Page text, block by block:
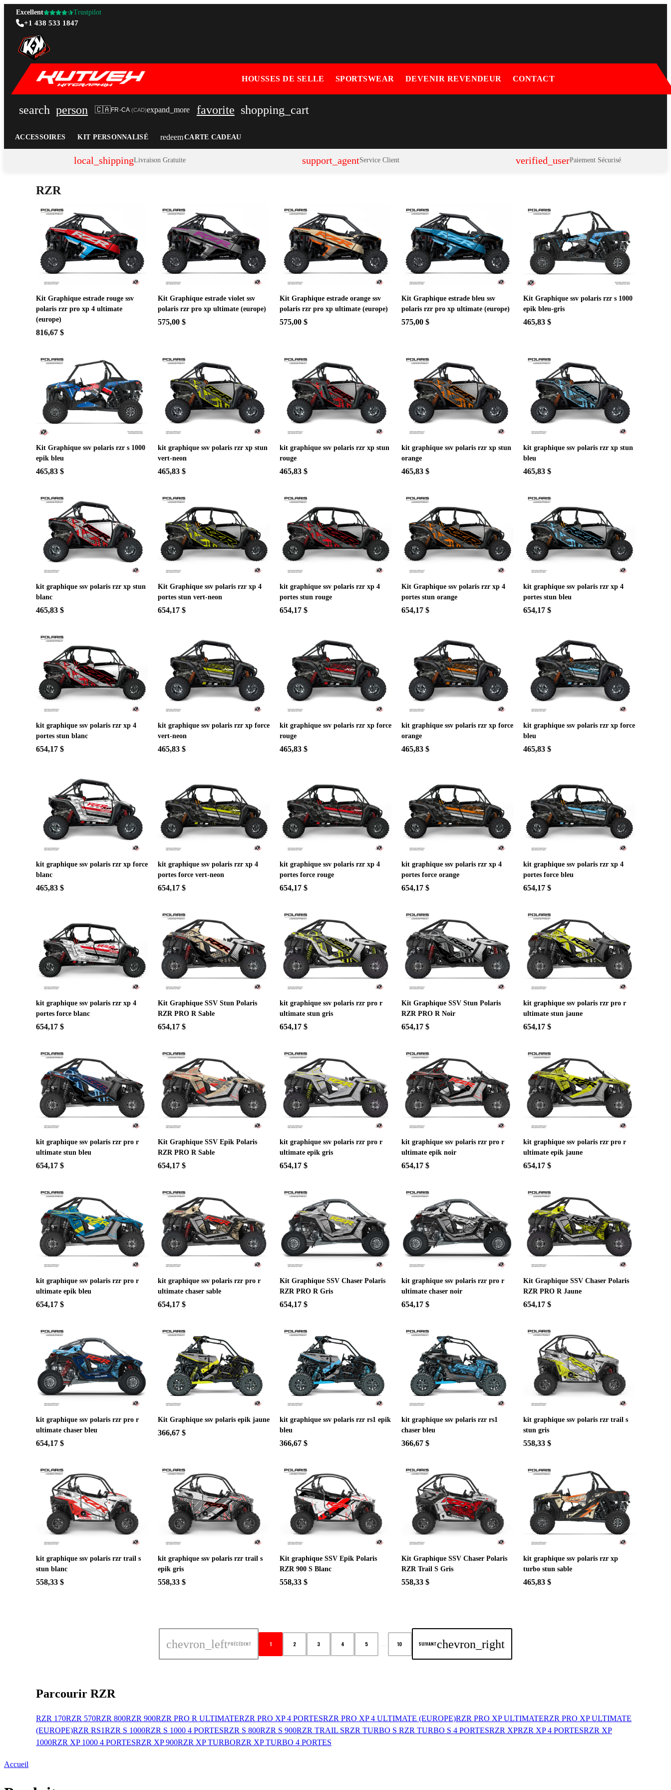
Excellent Trustpilot
+1 438 533 1847
HOUSSES DE SELLE SPORTSWEAR DEVENIR REVENDEUR CONTACT
search person 🇨🇦FR-CA (CAD)expand_more favorite shopping_cart
ACCESSOIRES KIT PERSONNALISÉ redeemCARTE CADEAU
local_shippingLivraison Gratuite support_agentService Client verified_userPaiement Sécurisé
RZR
Kit Graphique estrade rouge ssv
polaris rzr pro xp 4 ultimate
(europe)
816,67 $
Kit Graphique estrade violet ssv
polaris rzr pro xp ultimate (europe)
575,00 $
Kit Graphique estrade orange ssv
polaris rzr pro xp ultimate (europe)
575,00 $
Kit Graphique estrade bleu ssv
polaris rzr pro xp ultimate (europe)
575,00 $
Kit Graphique ssv polaris rzr s 1000
epik bleu-gris
465,83 $
Kit Graphique ssv polaris rzr s 1000
epik bleu
465,83 $
kit graphique ssv polaris rzr xp stun
vert-neon
465,83 $
kit graphique ssv polaris rzr xp stun
rouge
465,83 $
kit graphique ssv polaris rzr xp stun
orange
465,83 $
kit graphique ssv polaris rzr xp stun
bleu
465,83 $
kit graphique ssv polaris rzr xp stun
blanc
465,83 $
Kit Graphique ssv polaris rzr xp 4
portes stun vert-neon
654,17 $
kit graphique ssv polaris rzr xp 4
portes stun rouge
654,17 $
Kit Graphique ssv polaris rzr xp 4
portes stun orange
654,17 $
kit graphique ssv polaris rzr xp 4
portes stun bleu
654,17 $
kit graphique ssv polaris rzr xp 4
portes stun blanc
654,17 $
kit graphique ssv polaris rzr xp force
vert-neon
465,83 $
kit graphique ssv polaris rzr xp force
rouge
465,83 $
kit graphique ssv polaris rzr xp force
orange
465,83 $
kit graphique ssv polaris rzr xp force
bleu
465,83 $
kit graphique ssv polaris rzr xp force
blanc
465,83 $
kit graphique ssv polaris rzr xp 4
portes force vert-neon
654,17 $
kit graphique ssv polaris rzr xp 4
portes force rouge
654,17 $
kit graphique ssv polaris rzr xp 4
portes force orange
654,17 $
kit graphique ssv polaris rzr xp 4
portes force bleu
654,17 $
kit graphique ssv polaris rzr xp 4
portes force blanc
654,17 $
Kit Graphique SSV Stun Polaris
RZR PRO R Sable
654,17 $
kit graphique ssv polaris rzr pro r
ultimate stun gris
654,17 $
Kit Graphique SSV Stun Polaris
RZR PRO R Noir
654,17 $
kit graphique ssv polaris rzr pro r
ultimate stun jaune
654,17 $
kit graphique ssv polaris rzr pro r
ultimate stun bleu
654,17 $
Kit Graphique SSV Epik Polaris
RZR PRO R Sable
654,17 $
kit graphique ssv polaris rzr pro r
ultimate epik gris
654,17 $
kit graphique ssv polaris rzr pro r
ultimate epik noir
654,17 $
kit graphique ssv polaris rzr pro r
ultimate epik jaune
654,17 $
kit graphique ssv polaris rzr pro r
ultimate epik bleu
654,17 $
kit graphique ssv polaris rzr pro r
ultimate chaser sable
654,17 $
Kit Graphique SSV Chaser Polaris
RZR PRO R Gris
654,17 $
kit graphique ssv polaris rzr pro r
ultimate chaser noir
654,17 $
Kit Graphique SSV Chaser Polaris
RZR PRO R Jaune
654,17 $
kit graphique ssv polaris rzr pro r
ultimate chaser bleu
654,17 $
Kit Graphique ssv polaris epik jaune
366,67 $
kit graphique ssv polaris rzr rs1 epik
bleu
366,67 $
kit graphique ssv polaris rzr rs1
chaser bleu
366,67 $
kit graphique ssv polaris rzr trail s
stun gris
558,33 $
kit graphique ssv polaris rzr trail s
stun blanc
558,33 $
kit graphique ssv polaris rzr trail s
epik gris
558,33 $
Kit graphique SSV Epik Polaris
RZR 900 S Blanc
558,33 $
Kit Graphique SSV Chaser Polaris
RZR Trail S Gris
558,33 $
kit graphique ssv polaris rzr xp
turbo stun sable
465,83 $
chevron_leftPRÉCÉDENT 1 2 3 4 5 10 SUIVANTchevron_right
Parcourir RZR
RZR 170RZR 570RZR 800RZR 900RZR PRO R ULTIMATERZR PRO XP 4 PORTESRZR PRO XP 4 ULTIMATE (EUROPE)RZR PRO XP ULTIMATERZR PRO XP ULTIMATE
(EUROPE)RZR RS1RZR S 1000RZR S 1000 4 PORTESRZR S 800RZR S 900RZR TRAIL SRZR TURBO S RZR TURBO S 4 PORTESRZR XPRZR XP 4 PORTESRZR XP
1000RZR XP 1000 4 PORTESRZR XP 900RZR XP TURBORZR XP TURBO 4 PORTES
Accueil